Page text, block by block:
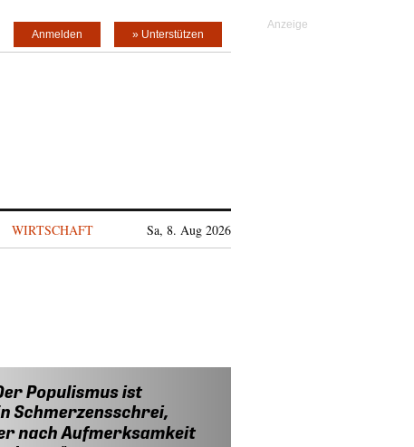
» Unterstützen
Anmelden
WIRTSCHAFT Sa, 8. Aug 2026